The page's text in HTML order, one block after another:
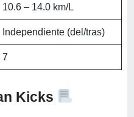
10.6 – 14.0 km/L
Independiente (del/tras)
7
Kicks